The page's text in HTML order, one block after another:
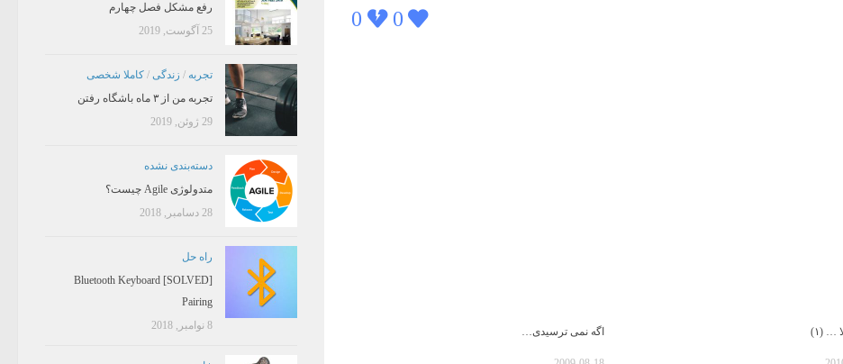
0
0
… (۱) اگه نمی ترسیدی…
رفع مشکل فصل چهارم
25 آگوست, 2019
تجربه / زندگی / کاملا شخصی
تجربه من از ۳ ماه باشگاه رفتن
29 ژوئن, 2019
دسته‌بندی نشده
متدولوژی Agile چیست؟
28 دسامبر, 2018
راه حل
[SOLVED] Bluetooth Keyboard
Pairing
8 نوامبر, 2018